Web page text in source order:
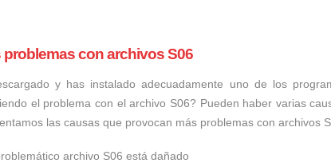
problemas con archivos S06
y has instalado adecuadamente uno de los
el problema con el archivo S06? Pueden haber varias
las causas que provocan más problemas con archivos
archivo S06 está dañado